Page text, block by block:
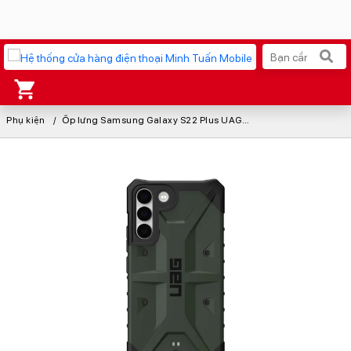
Xu hướng tìm kiếm
Apple Watch S11
Phụ kiện Ốp lưng Samsung Galaxy S22 Plus UAG Pathfinder